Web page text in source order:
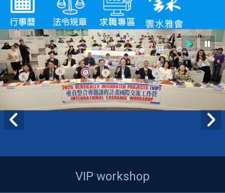
VIP workshop